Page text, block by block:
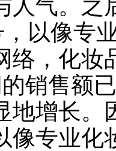
气。之
，以像专
络，化妆
销售额
地增长。
像专业化